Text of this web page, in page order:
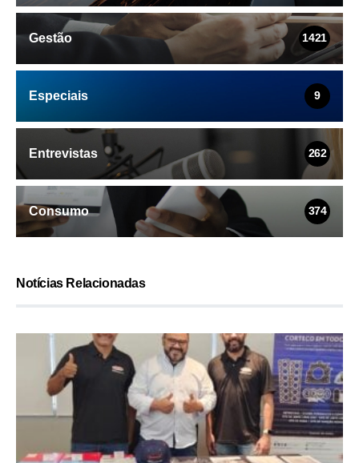
Gestão 1421
Especiais 9
Entrevistas 262
Consumo 374
Notícias Relacionadas